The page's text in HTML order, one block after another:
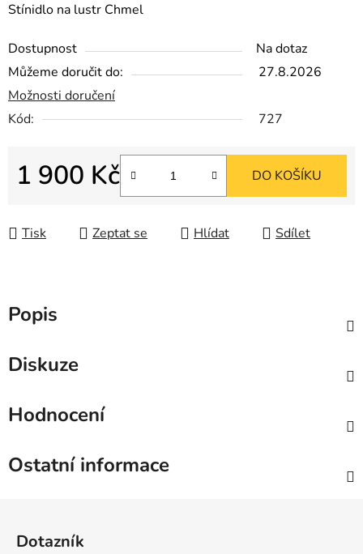
Stínidlo na lustr Chmel
Dostupnost
Na dotaz
Můžeme doručit do:
27.8.2026
Možnosti doručení
Kód:
727
1 900 Kč DO KOŠÍKU
Tisk Zeptat se Hlídat Sdílet
Popis
Diskuze
Hodnocení
Ostatní informace
Dotazník